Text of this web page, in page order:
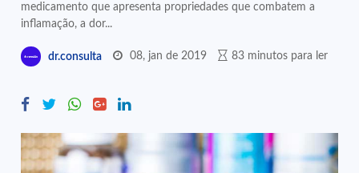
medicamento que apresenta propriedades que combatem a
inflamação, a dor...
dr.consulta 08, jan de 2019 83 minutos para ler